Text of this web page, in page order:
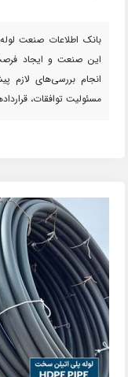
بانک اطلاعات صنعت
این صنعت و ایجاد
انجام بررسی‌های لازم
مسئولیت توافقات،